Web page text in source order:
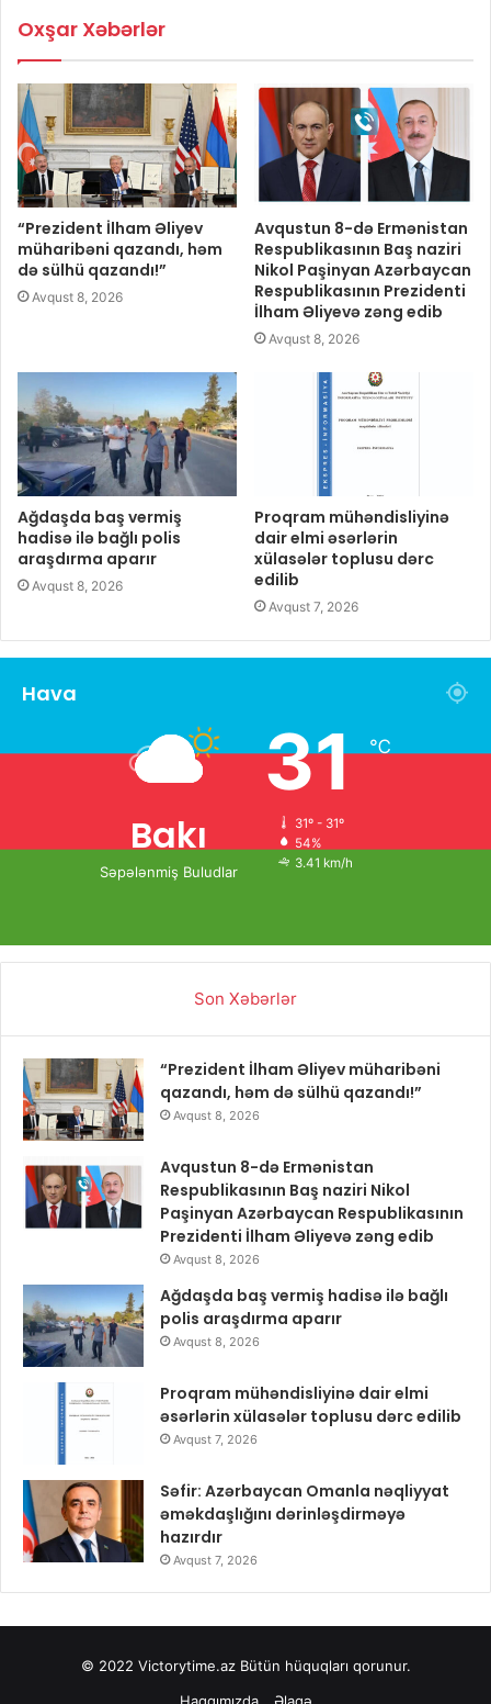
Oxşar Xəbərlər
“Prezident İlham Əliyev
müharibəni qazandı, həm
də sülhü qazandı!”
Avqust 8, 2026
Avqustun 8-də Ermənistan
Respublikasının Baş naziri
Nikol Paşinyan Azərbaycan
Respublikasının Prezidenti
İlham Əliyevə zəng edib
Avqust 8, 2026
Ağdaşda baş vermiş
hadisə ilə bağlı polis
araşdırma aparır
Avqust 8, 2026
Proqram mühəndisliyinə
dair elmi əsərlərin
xülasələr toplusu dərc
edilib
Avqust 7, 2026
Hava
Bakı
Səpələnmiş Buludlar
31℃
31º - 31º
54%
3.41 km/h
Son Xəbərlər
“Prezident İlham Əliyev müharibəni
qazandı, həm də sülhü qazandı!”
Avqust 8, 2026
Avqustun 8-də Ermənistan
Respublikasının Baş naziri Nikol
Paşinyan Azərbaycan Respublikasının
Prezidenti İlham Əliyevə zəng edib
Avqust 8, 2026
Ağdaşda baş vermiş hadisə ilə bağlı
polis araşdırma aparır
Avqust 8, 2026
Proqram mühəndisliyinə dair elmi
əsərlərin xülasələr toplusu dərc edilib
Avqust 7, 2026
Səfir: Azərbaycan Omanla nəqliyyat
əməkdaşlığını dərinləşdirməyə
hazırdır
Avqust 7, 2026
© 2022 Victorytime.azBütün hüquqları qorunur.